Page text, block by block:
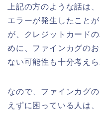
上記の方のような話は
エラーが発生したこと
が、クレジットカード
めに、ファインカグの
ない可能性も十分考えら
なので、ファインカグ
えずに困っている人は